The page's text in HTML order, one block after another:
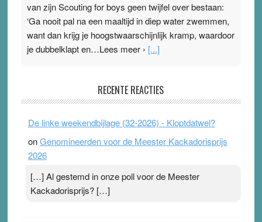
van zijn Scouting for boys geen twijfel over bestaan:
‘Ga nooit pal na een maaltijd in diep water zwemmen,
want dan krijg je hoogstwaarschijnlijk kramp, waardoor
je dubbelklapt en…Lees meer › [...]
Ward van Beek
topsporters. Ze hopen ermee hun hartslag te verlagen
terwijl ze meer zuurstof opnemen. Daarop heeft zo’n
pleister geen effect. Maar het gevoel ‘makkelijker te
Pleisterplakkers in de topspsort › [...]
RECENTE REACTIES
De linke weekendbijlage (32-2026) - Kloptdatwel?
onGenomineerden voor de Meester Kackadorisprijs
2026
[…] Al gestemd in onze poll voor de Meester
Kackadorisprijs? […]